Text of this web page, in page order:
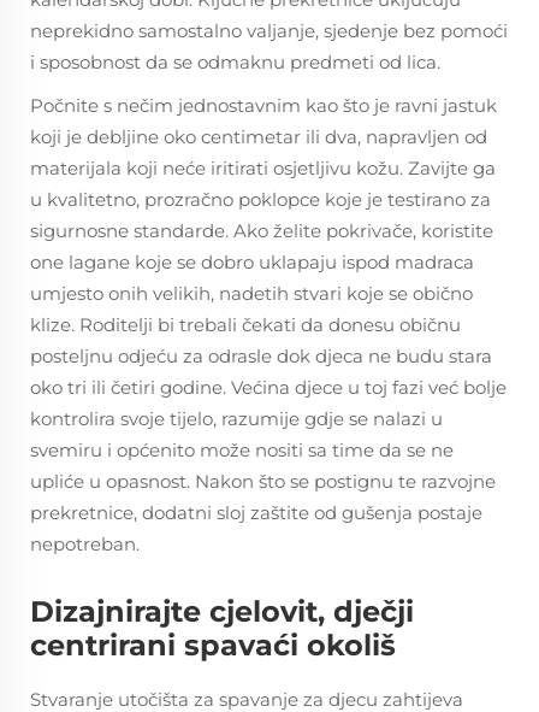
neprekidno samostalno valjanje, sjedenje bez pomoći
i sposobnost da se odmaknu predmeti od lica.
Počnite s nečim jednostavnim kao što je ravni jastuk
koji je debljine oko centimetar ili dva, napravljen od
materijala koji neće iritirati osjetljivu kožu. Zavijte ga
u kvalitetno, prozračno poklopce koje je testirano za
sigurnosne standarde. Ako želite pokrivače, koristite
one lagane koje se dobro uklapaju ispod madraca
umjesto onih velikih, nadetih stvari koje se obično
klize. Roditelji bi trebali čekati da donesu običnu
posteljnu odjeću za odrasle dok djeca ne budu stara
oko tri ili četiri godine. Većina djece u toj fazi već bolje
kontrolira svoje tijelo, razumije gdje se nalazi u
svemiru i općenito može nositi sa time da se ne
upliće u opasnost. Nakon što se postignu te razvojne
prekretnice, dodatni sloj zaštite od gušenja postaje
nepotreban.
Dizajnirajte cjelovit, dječji
centrirani spavaći okoliš
Stvaranje utočišta za spavanje za djecu zahtijeva